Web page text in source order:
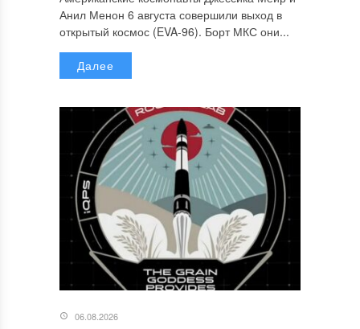
Анил Менон 6 августа совершили выход в
открытый космос (EVA-96). Борт МКС они...
Далее
06.08.2026